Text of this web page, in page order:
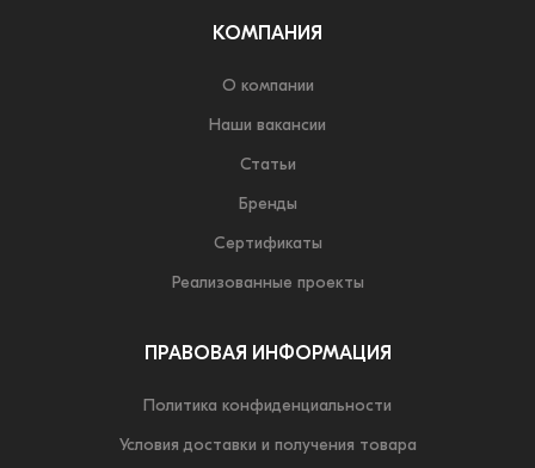
КОМПАНИЯ
О компании
Наши вакансии
Статьи
Бренды
Сертификаты
Реализованные проекты
ПРАВОВАЯ ИНФОРМАЦИЯ
Политика конфиденциальности
Условия доставки и получения товара